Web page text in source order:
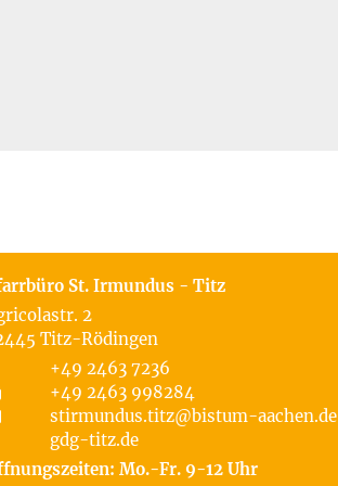
St. Irmundus - Titz
2
Titz-Rödingen
+49 2463 7236
+49 2463 998284
stirmundus.titz@bistum-aachen.de
gdg-titz.de
Mo.-Fr. 9-12 Uhr